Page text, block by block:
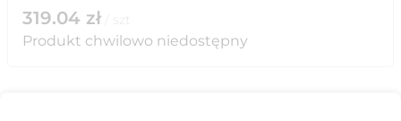
319.04 zł
Produkt chwilowo niedostępny